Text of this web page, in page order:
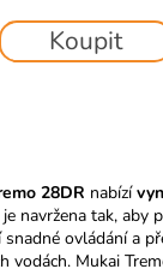
Koupit
28DR nabízí
navržena tak, aby
snadné ovládání a
vodách. Mukai